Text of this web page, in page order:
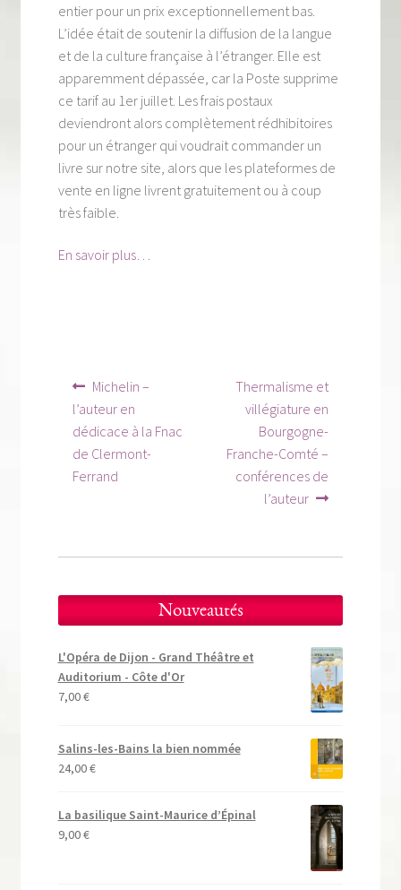
Qui sommes-nous ?
Les éditions Lieux Dits
entier pour un prix exceptionnellement bas.
L’idée était de soutenir la diffusion de la langue
et de la culture française à l’étranger. Elle est
apparemment dépassée, car la Poste supprime
ce tarif au 1er juillet. Les frais postaux
deviendront alors complètement rédhibitoires
pour un étranger qui voudrait commander un
livre sur notre site, alors que les plateformes de
vente en ligne livrent gratuitement ou à coup
très faible.
En savoir plus…
Navigation
de
l’article
Article
précédent :
Michelin –
l’auteur en
dédicace à la Fnac
de Clermont-
Ferrand
Article
suivant :
Thermalisme et
villégiature en
Bourgogne-
Franche-Comté –
conférences de
l’auteur
Nouveautés
L'Opéra de Dijon - Grand Théâtre et
Auditorium - Côte d'Or
7,00€
Salins-les-Bains la bien nommée
24,00€
La basilique Saint-Maurice d’Épinal
9,00€